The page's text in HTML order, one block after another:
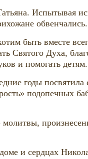
Испытывая
обвенчались.
быть вместе
Святого Духа,
и помогать детям.
годы
подопечных
и сердцах